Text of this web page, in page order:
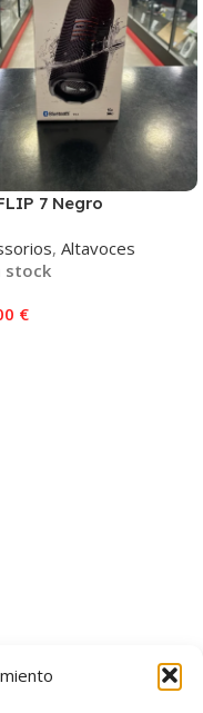
7 Negro
, Altavoces
stock
€